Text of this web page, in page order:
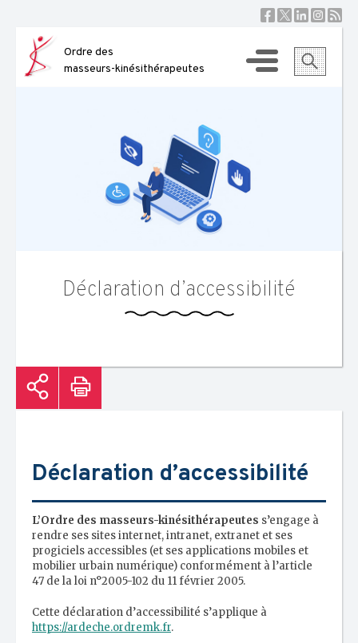
content
Ordre des
masseurs-kinésithérapeutes
Déclaration d’accessibilité
Déclaration d’accessibilité
L’Ordre des masseurs-kinésithérapeutes s’engage à
rendre ses sites internet, intranet, extranet et ses
progiciels accessibles (et ses applications mobiles et
mobilier urbain numérique) conformément à l’article
47 de la loi n°2005-102 du 11 février 2005.
Cette déclaration d’accessibilité s’applique à
https://ardeche.ordremk.fr.